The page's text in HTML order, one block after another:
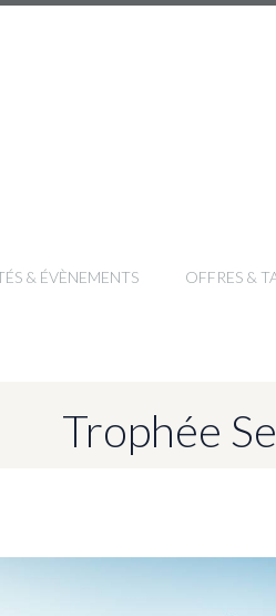
& ÉVÈNEMENTS OFFRES &
Trophée